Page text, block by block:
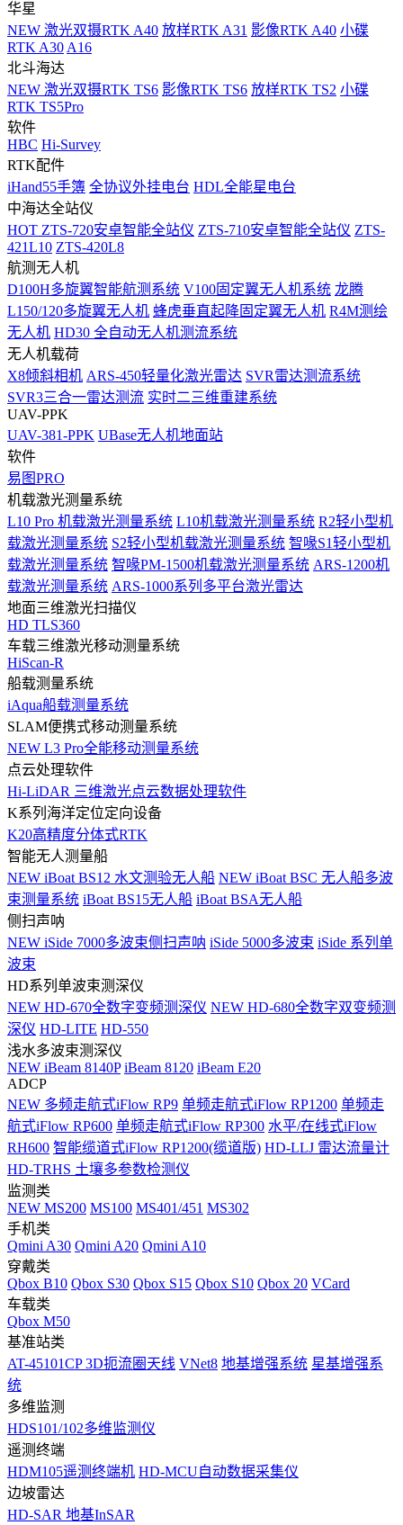
华星
NEW 激光双摄RTK A40 放样RTK A31 影像RTK A40 小碟
RTK A30 A16
北斗海达
NEW 激光双摄RTK TS6 影像RTK TS6 放样RTK TS2 小碟
RTK TS5Pro
软件
HBC Hi-Survey
RTK配件
iHand55手簿 全协议外挂电台 HDL全能星电台
中海达全站仪
HOT ZTS-720安卓智能全站仪 ZTS-710安卓智能全站仪 ZTS-
421L10 ZTS-420L8
航测无人机
D100H多旋翼智能航测系统 V100固定翼无人机系统 龙腾
L150/120多旋翼无人机 蜂虎垂直起降固定翼无人机 R4M测绘
无人机 HD30 全自动无人机测流系统
无人机载荷
X8倾斜相机 ARS-450轻量化激光雷达 SVR雷达测流系统
SVR3三合一雷达测流 实时二三维重建系统
UAV-PPK
UAV-381-PPK UBase无人机地面站
软件
易图PRO
机载激光测量系统
L10 Pro 机载激光测量系统 L10机载激光测量系统 R2轻小型机
载激光测量系统 S2轻小型机载激光测量系统 智喙S1轻小型机
载激光测量系统 智喙PM-1500机载激光测量系统 ARS-1200机
载激光测量系统 ARS-1000系列多平台激光雷达
地面三维激光扫描仪
HD TLS360
车载三维激光移动测量系统
HiScan-R
船载测量系统
iAqua船载测量系统
SLAM便携式移动测量系统
NEW L3 Pro全能移动测量系统
点云处理软件
Hi-LiDAR 三维激光点云数据处理软件
K系列海洋定位定向设备
K20高精度分体式RTK
智能无人测量船
NEW iBoat BS12 水文测验无人船 NEW iBoat BSC 无人船多波
束测量系统 iBoat BS15无人船 iBoat BSA无人船
侧扫声呐
NEW iSide 7000多波束侧扫声呐 iSide 5000多波束 iSide 系列单
波束
HD系列单波束测深仪
NEW HD-670全数字变频测深仪 NEW HD-680全数字双变频测
深仪 HD-LITE HD-550
浅水多波束测深仪
NEW iBeam 8140P iBeam 8120 iBeam E20
ADCP
NEW 多频走航式iFlow RP9 单频走航式iFlow RP1200 单频走
航式iFlow RP600 单频走航式iFlow RP300 水平/在线式iFlow
RH600 智能缆道式iFlow RP1200(缆道版) HD-LLJ 雷达流量计
HD-TRHS 土壤多参数检测仪
监测类
NEW MS200 MS100 MS401/451 MS302
手机类
Qmini A30 Qmini A20 Qmini A10
穿戴类
Qbox B10 Qbox S30 Qbox S15 Qbox S10 Qbox 20 VCard
车载类
Qbox M50
基准站类
AT-45101CP 3D扼流圈天线 VNet8 地基增强系统 星基增强系
统
多维监测
HDS101/102多维监测仪
遥测终端
HDM105遥测终端机 HD-MCU自动数据采集仪
边坡雷达
HD-SAR 地基InSAR